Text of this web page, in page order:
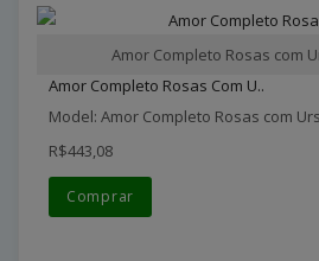
Amor Completo Rosas com
Amor Completo Rosas Com U..
Model: Amor Completo Rosas com
R$443,08
Comprar